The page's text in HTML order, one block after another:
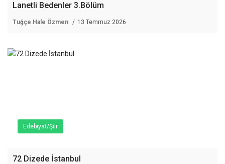
Lanetli Bedenler 3.Bölüm
Tuğçe Hale Özmen 13 Temmuz 2026
Edebiyat/Şiir
72 Dizede İstanbul